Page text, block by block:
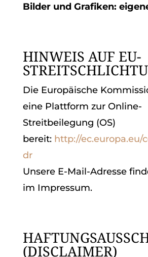
Bilder und Grafiken:
HINWEIS AUF EU-
Die Europäische
eine Plattform zur Online-
Streitbeilegung (OS)
bereit: http://ec.europa.eu/
dr
Unsere E-Mail-Adresse
im Impressum.
(DISCLAIMER)